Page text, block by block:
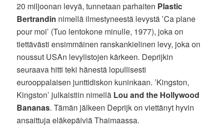
20 miljoonan levyä, tunnetaan parhaiten Plastic
Bertrandin nimellä ilmestyneestä levystä ’Ca plane
pour moi’ (Tuo lentokone minulle, 1977), joka on
tiettävästi ensimmäinen ranskankielinen levy, joka on
noussut USAn levylistojen kärkeen. Deprijkin
seuraava hitti teki hänestä lopullisesti
eurooppalaisen junttidiskon kuninkaan. ’Kingston,
Kingston’ julkaistiin nimellä Lou and the Hollywood
Bananas. Tämän jälkeen Deprijk on viettänyt hyvin
ansaittuja eläkepäiviä Thaimaassa.